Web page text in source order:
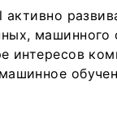
машинного
интересов